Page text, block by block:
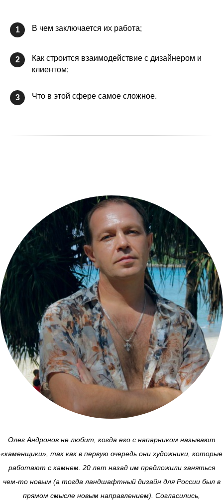
1 В чем заключается их работа;
2
Как строится взаимодействие с дизайнером и
клиентом;
3 Что в этой сфере самое сложное.
Олег Андронов не любит, когда его с напарником называют
«каменщики», так как в первую очередь они художники, которые
работают с камнем. 20 лет назад им предложили заняться
чем-то новым (а тогда ландшафтный дизайн для России был в
прямом смысле новым направлением). Согласились,